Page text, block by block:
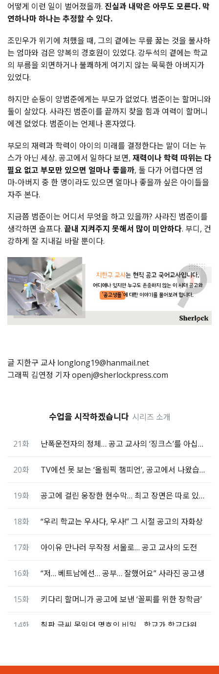
어떻게 이런 일이 벌어졌을까. 진실과 내막은 아무도 모른다. 막
연하나마 하나는 추정할 수 있다.
조민우가 위기에 처했을 때, 그의 곁에는 무릎 꿇는 것을 불사하
는 엄마와 검은 양복의 경호원이 있었다. 강두석의 곁에는 학교
의 부름을 외면하거나 불쾌하게 여기지 않는 묵묵한 아버지가
있었다.
하지만 순둥이 양범준에게는 부모가 없었다. 범준이는 할머니와
둘이 살았다. 사라진 범준이를 끝까지 찾을 힘과 여력이 할머니
에겐 없었다. 범준이는 언제나 혼자였다.
부모의 재력과 학력이 아이의 미래를 결정한다는 말이 더는 뉴
스가 아닌 세상. 공고에서 일하다 보면, 재력이나 학력 따위는 다
필요 없고 부모만 있으면 얼마나 좋을까, 둘 다가 어렵다면 엄
마-아버지 중 한 명이라도 있으면 얼마나 좋을까 싶은 아이들을
자주 본다.
지금쯤 범준이는 어디서 무엇을 하고 있을까? 사라진 범준이를
생각하면 슬프다. 끝내 지켜주지 못해서 많이 미안하다. 부디, 건
강하게 잘 지내길 바랄 뿐이다.
글 지한구 교사 longlong19@hanmail.net
그래픽 김연정 기자 openj@sherlockpress.com
수업을 시작하겠습니다 시리즈 소개
21화 난폭운전자의 정체… 공고 교사의 ‘징크스’를 아십니까
20화 TV에선 못 보는 ‘올림픽 챔피언’, 공고에서 나왔습니다
19화 공고에 걸린 웅장한 현수막… 최고 장면은 따로 있다
18화 “우리 학교는 우사다, 우사!” 그 시절 공고의 자화상
17화 아이유 만나러 무작정 서울로… 공고 교사의 도전
16화 “저… 베트남에선… 공부… 잘했어요” 사라진 공고생
15화 키다리 할머니가 공고에 보낸 ‘꼴찌를 위한 장학금’
14화